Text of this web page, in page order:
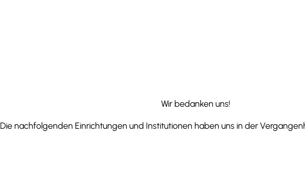
Wir bedanken uns!
Die nachfolgenden Einrichtungen und Institutionen haben uns in der